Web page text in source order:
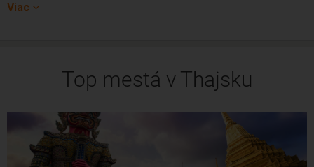
rezorty, ale aj dobrodružstvo na každom kroku.
pravdepodobne povedú do hlavného mesta Bangkoku. Toto
vždy živé veľkomesto vás pohltí svojou inakosťou oproti
európskym mestám. Nie náhodou sa ale Bangkok nazýva aj
Viac
Top mestá v Thajsku